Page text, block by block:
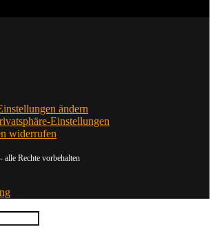
ändern
Einstellungen
widerrufen
Rechte vorbehalten